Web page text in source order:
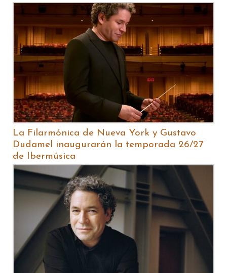
La Filarmónica de Nueva York y Gustavo
Dudamel inaugurarán la temporada 26/27
de Ibermúsica